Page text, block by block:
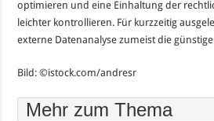
optimieren und eine Einhaltung der
leichter kontrollieren. Für kurzzeitig
externe Datenanalyse zumeist die
Bild: ©istock.com/andresr
Mehr zum Thema